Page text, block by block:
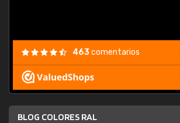
463comentarios
BLOG COLORES RAL